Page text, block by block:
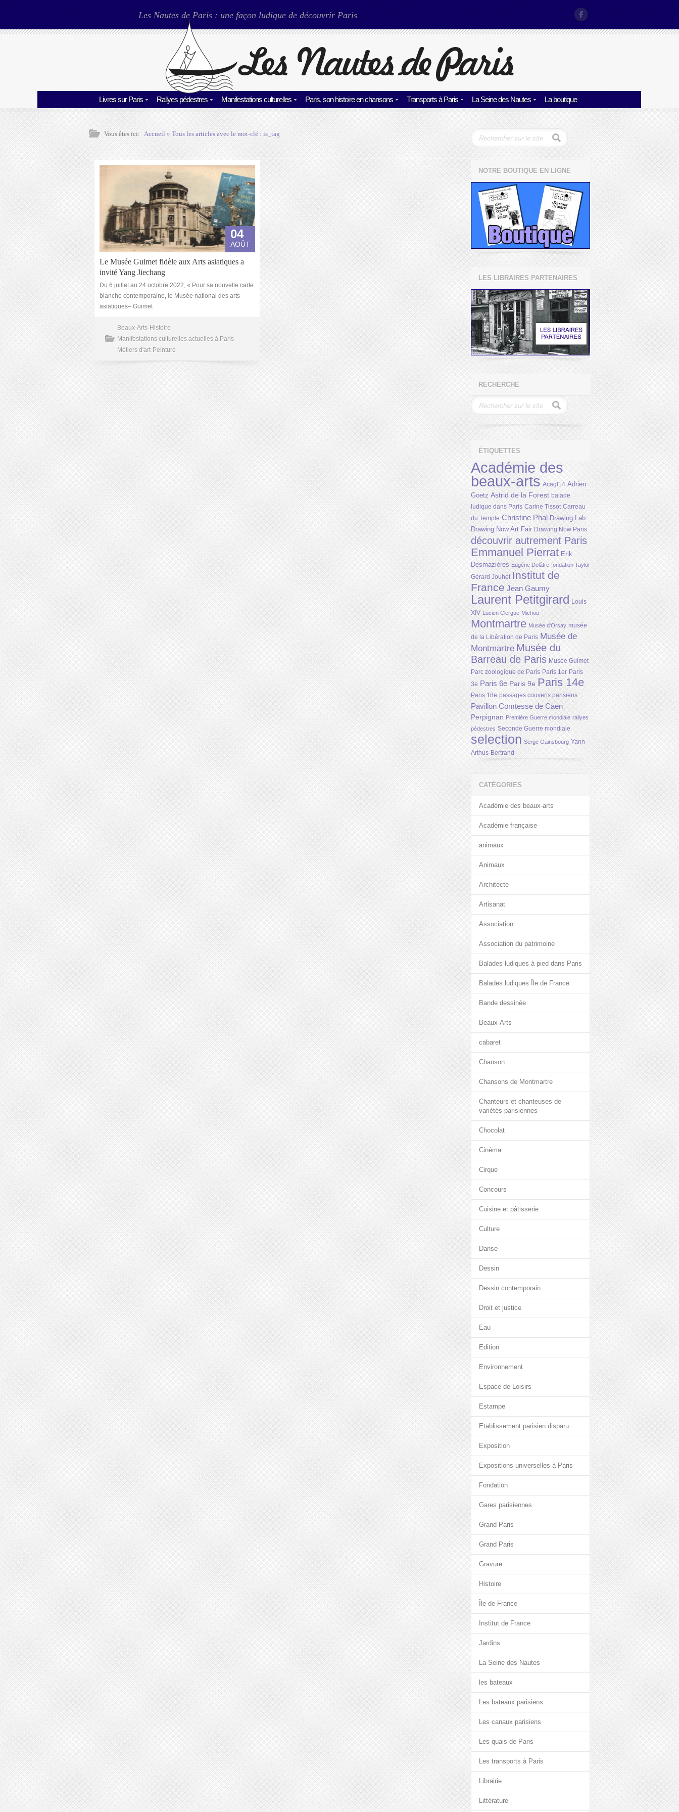
Les Nautes de Paris : une façon ludique de découvrir Paris
Livres sur Paris Rallyes pédestres Manifestations culturelles Paris, son histoire en chansons Transports à Paris La Seine des Nautes La boutique
Vous êtes ici: Accueil» Tous les articles avec le mot-clé :is_tag
04
AOÛT
Le Musée Guimet fidèle aux Arts asiatiques a
invité Yang Jiechang
Du 6 juillet au 24 octobre 2022, « Pour sa nouvelle carte
blanche contemporaine, le Musée national des arts
asiatiques– Guimet
Beaux-Arts Histoire
Manifestations culturelles actuelles à Paris
Métiers d'art Peinture
NOTRE BOUTIQUE EN LIGNE
LES LIBRAIRES PARTENAIRES
RECHERCHE
ÉTIQUETTES
Académie des
beaux-arts Acagl14 Adrien
Goetz Astrid de la Forest balade
ludique dans Paris Carine Tissot Carreau
du Temple Christine Phal Drawing Lab
Drawing Now Art Fair Drawing Now Paris
découvrir autrement Paris
Emmanuel Pierrat Erik
Desmazières Eugène Delâtre fondation Taylor
Gérard Jouhet Institut de
France Jean Gaumy
Laurent Petitgirard Louis
XIV Lucien Clergue Michou
Montmartre Musée d'Orsay musée
de la Libération de Paris Musée de
Montmartre Musée du
Barreau de Paris Musée Guimet
Parc zoologique de Paris Paris 1er Paris
3e Paris 6e Paris 9e Paris 14e
Paris 18e passages couverts parisiens
Pavillon Comtesse de Caen
Perpignan Première Guerre mondiale rallyes
pédestres Seconde Guerre mondiale
selection Serge Gainsbourg Yann
Arthus-Bertrand
CATÉGORIES
Académie des beaux-arts
Académie française
animaux
Animaux
Architecte
Artisanat
Association
Association du patrimoine
Balades ludiques à pied dans Paris
Balades ludiques Île de France
Bande dessinée
Beaux-Arts
cabaret
Chanson
Chansons de Montmartre
Chanteurs et chanteuses de
variétés parisiennes
Chocolat
Cinéma
Cirque
Concours
Cuisine et pâtisserie
Culture
Danse
Dessin
Dessin contemporain
Droit et justice
Eau
Edition
Environnement
Espace de Loisirs
Estampe
Etablissement parisien disparu
Exposition
Expositions universelles à Paris
Fondation
Gares parisiennes
Grand Paris
Grand Paris
Gravure
Histoire
Île-de-France
Institut de France
Jardins
La Seine des Nautes
les bateaux
Les bateaux parisiens
Les canaux parisiens
Les quais de Paris
Les transports à Paris
Librairie
Littérature